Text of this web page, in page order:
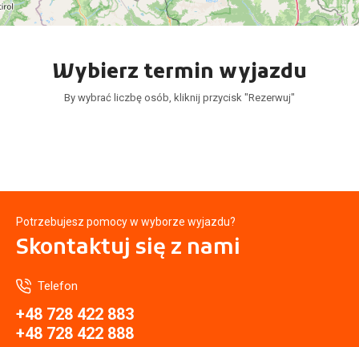
Wybierz termin wyjazdu
By wybrać liczbę osób, kliknij przycisk "Rezerwuj"
Potrzebujesz pomocy w wyborze wyjazdu?
Skontaktuj się z nami
Telefon
+48 728 422 883
+48 728 422 888